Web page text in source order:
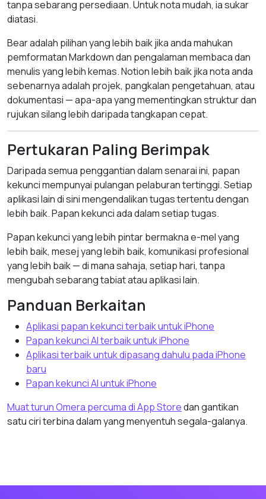
tanpa sebarang persediaan. Untuk nota mudah, ia sukar
diatasi.
Bear adalah pilihan yang lebih baik jika anda mahukan
pemformatan Markdown dan pengalaman membaca dan
menulis yang lebih kemas. Notion lebih baik jika nota anda
sebenarnya adalah projek, pangkalan pengetahuan, atau
dokumentasi — apa-apa yang mementingkan struktur dan
rujukan silang lebih daripada tangkapan cepat.
Pertukaran Paling Berimpak
Daripada semua penggantian dalam senarai ini, papan
kekunci mempunyai pulangan pelaburan tertinggi. Setiap
aplikasi lain di sini mengendalikan tugas tertentu dengan
lebih baik. Papan kekunci ada dalam setiap tugas.
Papan kekunci yang lebih pintar bermakna e-mel yang
lebih baik, mesej yang lebih baik, komunikasi profesional
yang lebih baik — di mana sahaja, setiap hari, tanpa
mengubah sebarang tabiat atau aplikasi lain.
Panduan Berkaitan
Aplikasi papan kekunci terbaik untuk iPhone
Papan kekunci AI terbaik untuk iPhone
Aplikasi terbaik untuk dipasang dahulu pada iPhone
baru
Papan kekunci AI untuk iPhone
Muat turun Omera percuma di App Storedan gantikan
satu ciri terbina dalam yang menyentuh segala-galanya.